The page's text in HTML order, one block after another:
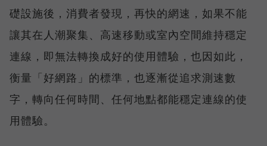
礎設施後，消費者發現，再快的網速，如果不能
讓其在人潮聚集、高速移動或室內空間維持穩定
連線，即無法轉換成好的使用體驗，也因如此，
衡量「好網路」的標準，也逐漸從追求測速數
字，轉向任何時間、任何地點都能穩定連線的使
用體驗。